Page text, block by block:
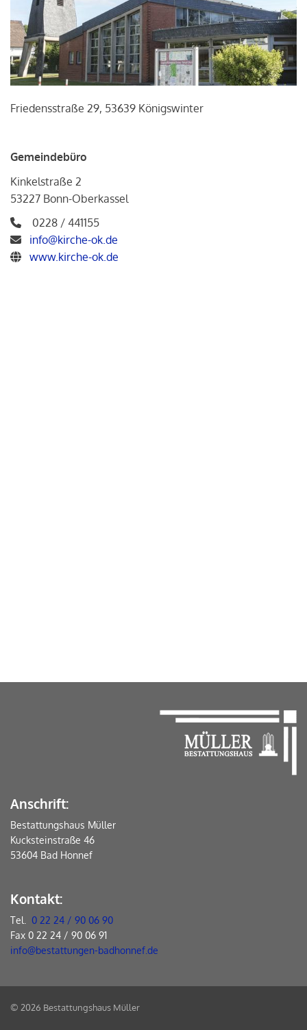
Friedensstraße 29, 53639 Königswinter
Gemeindebüro
Kinkelstraße 2
53227 Bonn-Oberkassel
0228 / 441155
info@kirche-ok.de
www.kirche-ok.de
Anschrift:
Bestattungshaus Müller
Kucksteinstraße 46
53604 Bad Honnef
Kontakt:
Tel. 0 22 24 / 90 06 90
Fax 0 22 24 / 90 06 91
info@bestattungen-badhonnef.de
© 2026 Bestattungshaus Müller